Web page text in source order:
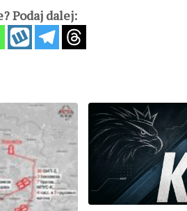
Podaj dalej: